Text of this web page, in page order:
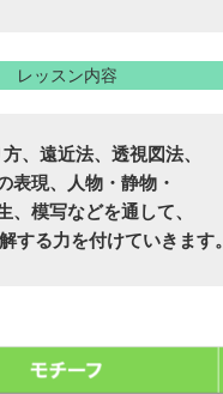
レッスン内容
、遠近法、透視図法、
表現、人物・静物・
、模写などを通して、
する力を付けていきます。